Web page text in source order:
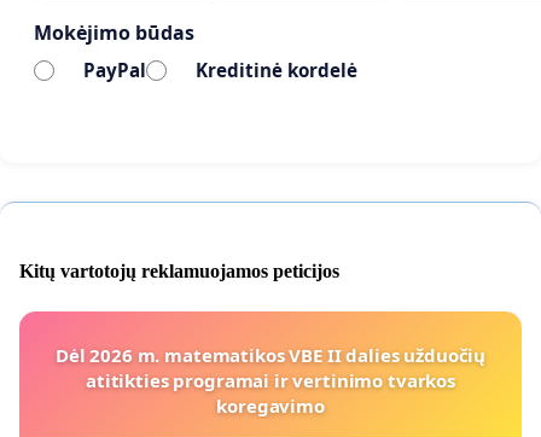
Mokėjimo būdas
PayPal Kreditinė kordelė
Kitų vartotojų reklamuojamos peticijos
Dėl 2026 m. matematikos VBE II dalies užduočių
atitikties programai ir vertinimo tvarkos
koregavimo